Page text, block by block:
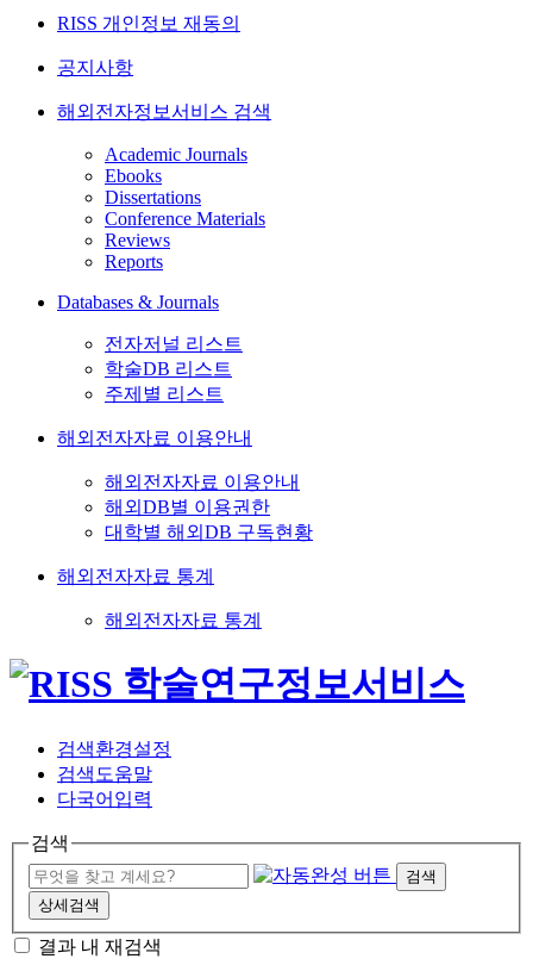
RISS 개인정보 재동의
공지사항
해외전자정보서비스 검색
Academic Journals
Ebooks
Dissertations
Conference Materials
Reviews
Reports
Databases & Journals
전자저널 리스트
학술DB 리스트
주제별 리스트
해외전자자료 이용안내
해외전자자료 이용안내
해외DB별 이용권한
대학별 해외DB 구독현황
해외전자자료 통계
해외전자자료 통계
검색환경설정
검색도움말
다국어입력
검색
검색
상세검색
결과 내 재검색